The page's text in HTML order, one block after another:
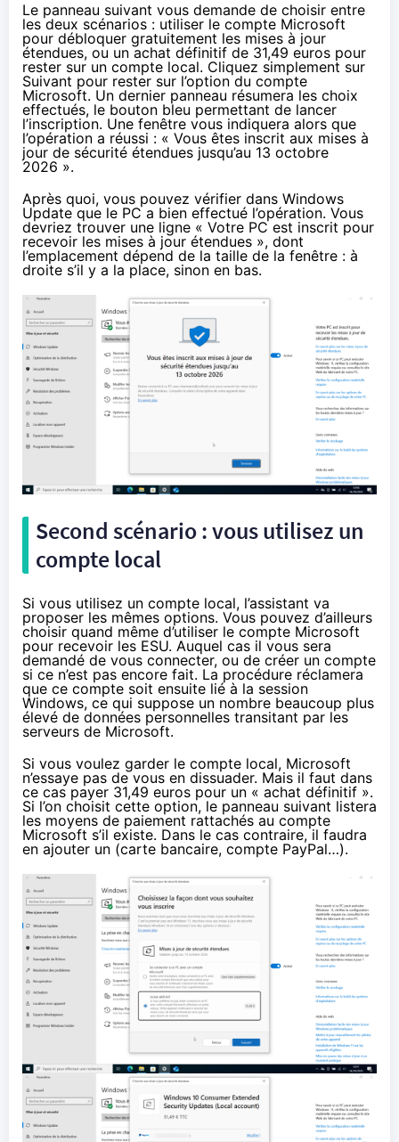
Le panneau suivant vous demande de choisir entre
les deux scénarios : utiliser le compte Microsoft
pour débloquer gratuitement les mises à jour
étendues, ou un achat définitif de 31,49 euros pour
rester sur un compte local. Cliquez simplement sur
Suivant pour rester sur l’option du compte
Microsoft. Un dernier panneau résumera les choix
effectués, le bouton bleu permettant de lancer
l’inscription. Une fenêtre vous indiquera alors que
l’opération a réussi : « Vous êtes inscrit aux mises à
jour de sécurité étendues jusqu’au 13 octobre
2026 ».
Après quoi, vous pouvez vérifier dans Windows
Update que le PC a bien effectué l’opération. Vous
devriez trouver une ligne « Votre PC est inscrit pour
recevoir les mises à jour étendues », dont
l’emplacement dépend de la taille de la fenêtre : à
droite s’il y a la place, sinon en bas.
Second scénario : vous utilisez un
compte local
Si vous utilisez un compte local, l’assistant va
proposer les mêmes options. Vous pouvez d’ailleurs
choisir quand même d’utiliser le compte Microsoft
pour recevoir les ESU. Auquel cas il vous sera
demandé de vous connecter, ou de créer un compte
si ce n’est pas encore fait. La procédure réclamera
que ce compte soit ensuite lié à la session
Windows, ce qui suppose un nombre beaucoup plus
élevé de données personnelles transitant par les
serveurs de Microsoft.
Si vous voulez garder le compte local, Microsoft
n’essaye pas de vous en dissuader. Mais il faut dans
ce cas payer 31,49 euros pour un « achat définitif ».
Si l’on choisit cette option, le panneau suivant listera
les moyens de paiement rattachés au compte
Microsoft s’il existe. Dans le cas contraire, il faudra
en ajouter un (carte bancaire, compte PayPal…).